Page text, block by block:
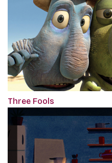
Three Fools